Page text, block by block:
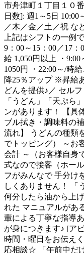
市舟津町１丁目１０
日数]: 週1～5日 10:00
／木／金／土／祝 な
上記はシフトの一例
9：00～15：00／17
給 1,050円以上 ・9:00
1050円 ・22:00～/時
降25％アップ ※昇給
どんを提供♪／ セル
「うどん」「天ぷら
ンがあります！ 【具
ブル拭き・調味料の
流れ】 うどんの種類
でトッピング） ～お
会計 ～（お客様自身
式なので接客（ホー
フがみんなで 手分け
しくありません！ 「
何分したら油から上
れた マニュアルがあ
輩による丁寧な指導
が身につきます♪ [ア
時間・曜日をお伝え
応相談☆ 「午前中だ